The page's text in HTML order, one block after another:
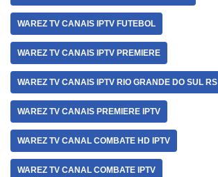
WAREZ TV CANAIS IPTV FUTEBOL
WAREZ TV CANAIS IPTV PREMIERE
WAREZ TV CANAIS IPTV RIO GRANDE DO SUL RS
WAREZ TV CANAIS PREMIERE IPTV
WAREZ TV CANAL COMBATE HD IPTV
WAREZ TV CANAL COMBATE IPTV